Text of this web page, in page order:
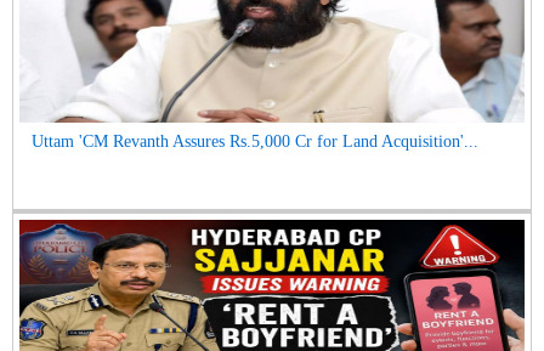
Uttam 'CM Revanth Assures Rs.5,000 Cr for Land Acquisition'...